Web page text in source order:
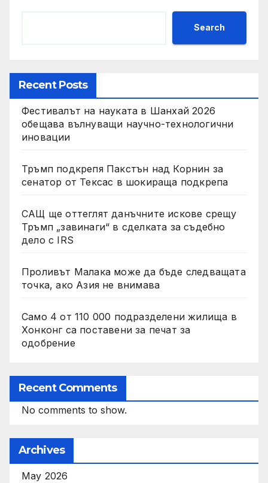
Search
Recent Posts
Фестивалът на науката в Шанхай 2026
обещава вълнуващи научно-технологични
иновации
Тръмп подкрепя Пакстън над Корнин за
сенатор от Тексас в шокираща подкрепа
САЩ ще оттеглят данъчните искове срещу
Тръмп „завинаги“ в сделката за съдебно
дело с IRS
Проливът Малака може да бъде следващата
точка, ако Азия не внимава
Само 4 от 110 000 подразделени жилища в
Хонконг са поставени за печат за
одобрение
Recent Comments
No comments to show.
Archives
May 2026